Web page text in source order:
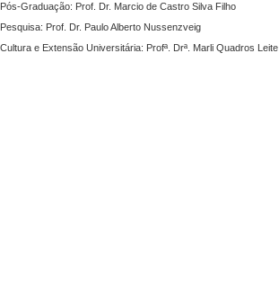
Pós-Graduação: Prof. Dr. Marcio de Castro Silva Filho
Pesquisa: Prof. Dr. Paulo Alberto Nussenzveig
Cultura e Extensão Universitária: Profª. Drª. Marli Quadros Leite